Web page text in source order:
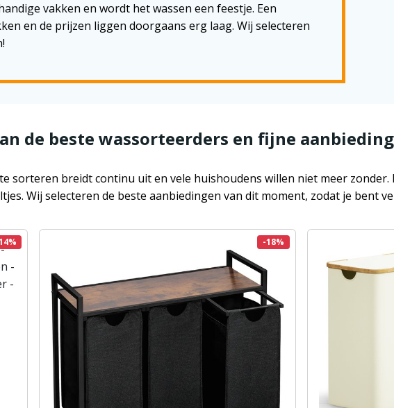
vakken en wordt het wassen een feestje. Een
en de prijzen liggen doorgaans erg laag. Wij selecteren
de beste wassorteerders en fijne
sorteren breidt continu uit en vele huishoudens willen niet meer
Wij selecteren de beste aanbiedingen van dit moment, zodat je bent
-18%